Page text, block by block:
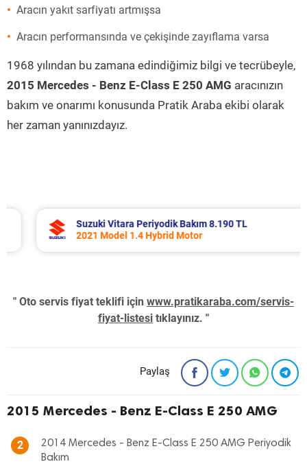
Aracın yakıt sarfiyatı artmışsa
Aracın performansında ve çekişinde zayıflama varsa
1968 yılından bu zamana edindiğimiz bilgi ve tecrübeyle,
2015 Mercedes - Benz E-Class E 250 AMG aracınızın
bakım ve onarımı konusunda Pratik Araba ekibi olarak
her zaman yanınızdayız.
Suzuki Vitara Periyodik Bakım 8.190 TL
2021 Model 1.4 Hybrid Motor
" Oto servis fiyat teklifi için www.pratikaraba.com/servis-
fiyat-listesi tıklayınız. "
Paylaş
2015 Mercedes - Benz E-Class E 250 AMG
2
2014 Mercedes - Benz E-Class E 250 AMG Periyodik
Bakım